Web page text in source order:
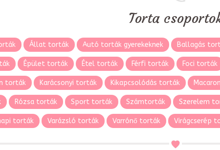
Torta
Állat torták Autó torták gyerekeknek Ballagás
Épület torták Étel torták Férfi torták Foci torták
torták Karácsonyi torták Kikapcsolódás torták
Rózsa torták Sport torták Számtorták Szerelem
torták Varázsló torták Varrónő torták Virágcserép